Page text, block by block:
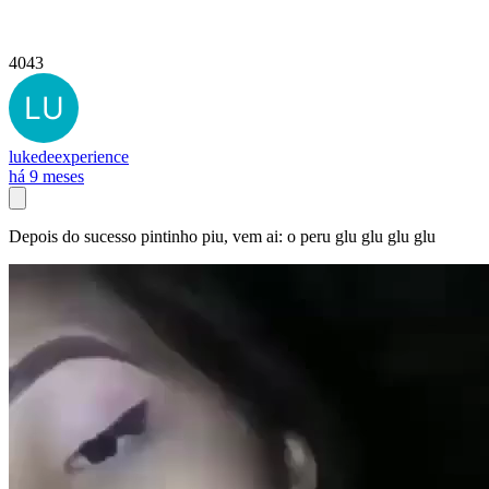
4043
lukedeexperience
há 9 meses
Depois do sucesso pintinho piu, vem ai: o peru glu glu glu glu